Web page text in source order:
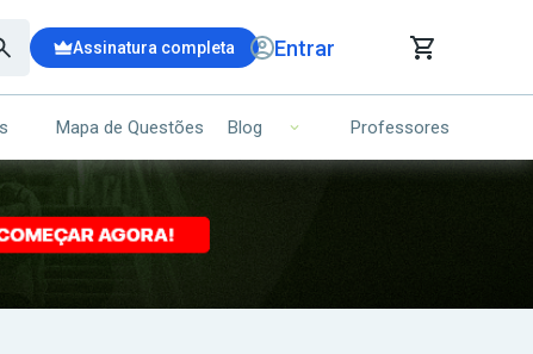
Assinatura completa Entrar
DE COMPRAS
(00)
Ops!
Seu carrinho ainda está vazio.
Mapa de Questões Blog Professores